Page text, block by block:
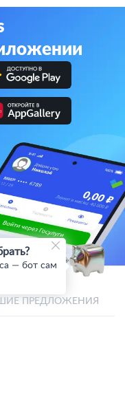
приложении
ПРЕДЛОЖЕНИЯ
— бот сам